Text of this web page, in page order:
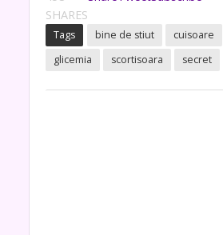
SHARES
Tags bine de stiut cuisoare
glicemia
scortisoara secret